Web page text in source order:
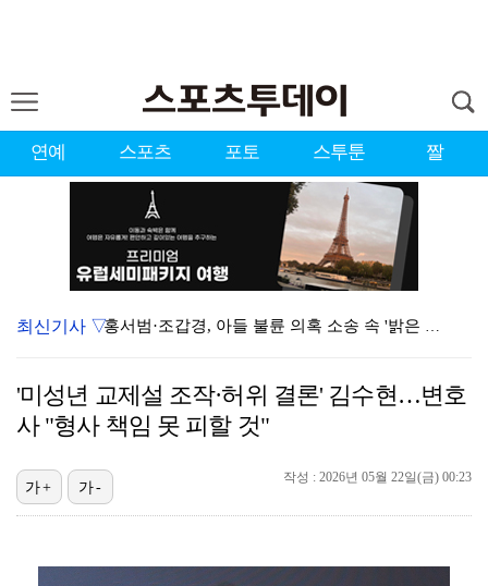
연예 스포츠 포토 스투툰 짤
홍서범·조갑경, 아들 불륜 의혹 소송 속 '밝은 근황'…
'리틀 김연경' 손서연 28점 폭발…U17 여자배구, …
[ST포토] 문정민, 힘찬 티샷
데이식스 영케이, '사운드플래닛페스티벌' 출격…첫 솔로…
최신기사 ▽
'미성년 교제설 조작·허위 결론' 김수현…변호
사 "형사 책임 못 피할 것"
작성 : 2026년 05월 22일(금) 00:23
가+ 가-